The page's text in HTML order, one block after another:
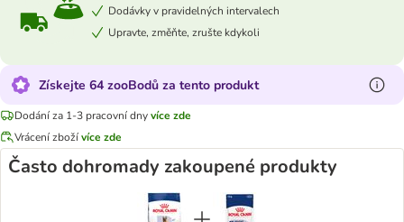
Dodávky v pravidelných intervalech
Upravte, změňte, zrušte kdykoli
Získejte 64 zooBodů za tento produkt
Dodání za 1-3 pracovní dnyvíce zde
Vrácení zbožívíce zde
Často dohromady zakoupené produkty